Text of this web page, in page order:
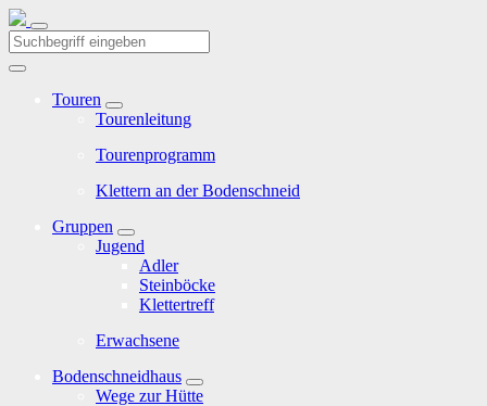
Touren
Tourenleitung
Tourenprogramm
Klettern an der Bodenschneid
Gruppen
Jugend
Adler
Steinböcke
Klettertreff
Erwachsene
Bodenschneidhaus
Wege zur Hütte